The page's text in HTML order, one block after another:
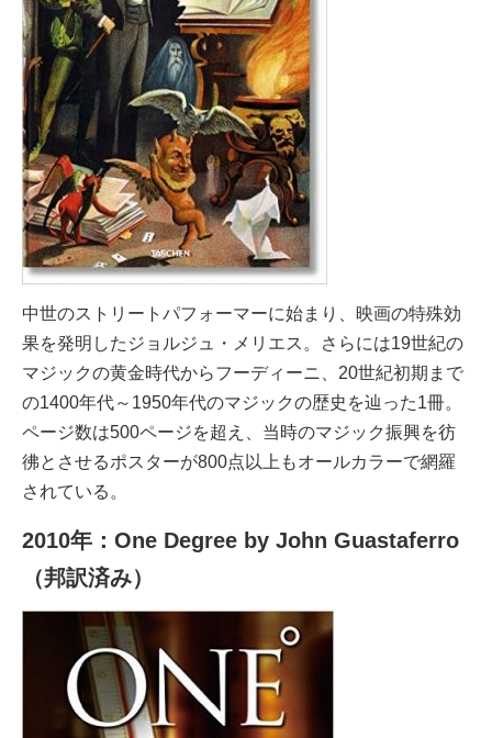
中世のストリートパフォーマーに始まり、映画の特殊効
果を発明したジョルジュ・メリエス。さらには19世紀の
マジックの黄金時代からフーディーニ、20世紀初期まで
の1400年代～1950年代のマジックの歴史を辿った1冊。
ページ数は500ページを超え、当時のマジック振興を彷
彿とさせるポスターが800点以上もオールカラーで網羅
されている。
2010年：One Degree by John Guastaferro
（邦訳済み）